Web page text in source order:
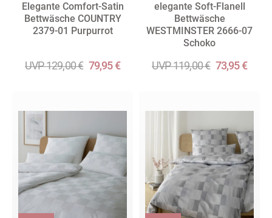
Elegante Comfort-Satin
Bettwäsche COUNTRY
2379-01 Purpurrot
UVP 129,00 € 79,95 €
elegante Soft-Flanell
Bettwäsche
WESTMINSTER 2666-07
Schoko
UVP 119,00 € 73,95 €